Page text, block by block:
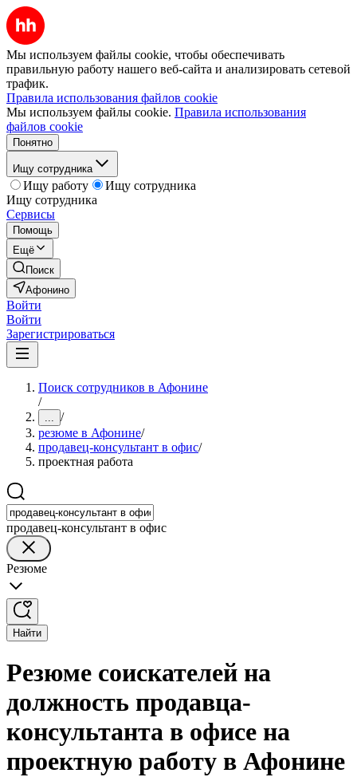
Мы используем файлы cookie, чтобы обеспечивать
правильную работу нашего веб-сайта и анализировать сетевой
трафик.
Правила использования файлов cookie
Мы используем файлы cookie. Правила использования
файлов cookie
Понятно
Ищу сотрудника
Ищу работу
Ищу сотрудника
Ищу сотрудника
Сервисы
Помощь
Ещё
Поиск
Афонино
Войти
Войти
Зарегистрироваться
Поиск сотрудников в Афонине
/
... /
резюме в Афонине/
продавец-консультант в офис/
проектная работа
продавец-консультант в офис
Резюме
Найти
Резюме соискателей на
должность продавца-
консультанта в офисе на
проектную работу в Афонине